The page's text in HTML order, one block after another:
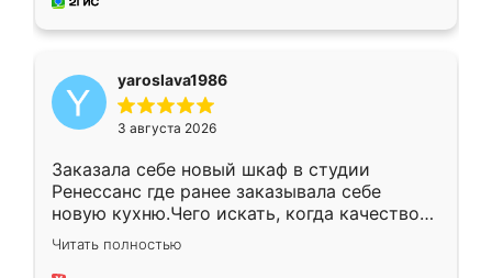
yaroslava1986
3 августа 2026
Заказала себе новый шкаф в студии
Ренессанс где ранее заказывала себе
новую кухню.Чего искать, когда качеством
вполне довольна. Служит кухня уже почти
два года, нареканий нет.
Читать полностью